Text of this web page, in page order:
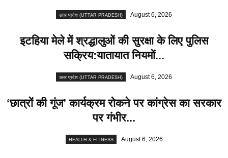
उत्तर प्रदेश (UTTAR PRADESH) August 6, 2026
इटहिया मेले में श्रद्धालुओं की सुरक्षा के लिए पुलिस
सक्रिय:यातायात नियमों...
उत्तर प्रदेश (UTTAR PRADESH) August 6, 2026
‘छात्रों की गूंज’ कार्यक्रम रोकने पर कांग्रेस का सरकार
पर गंभीर...
HEALTH & FITNESS August 6, 2026